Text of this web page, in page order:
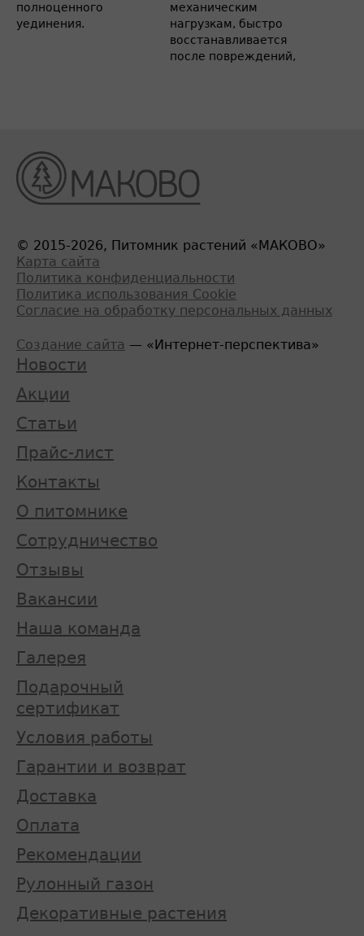
полноценного
уединения.
механическим
нагрузкам, быстро
восстанавливается
после повреждений,
© 2015-2026, Питомник растений «МАКОВО»
Карта сайта
Политика конфиденциальности
Политика использования Cookie
Согласие на обработку персональных данных
Создание сайта — «Интернет-перспектива»
Новости
Акции
Статьи
Прайс-лист
Контакты
О питомнике
Сотрудничество
Отзывы
Вакансии
Наша команда
Галерея
Подарочный
сертификат
Условия работы
Гарантии и возврат
Доставка
Оплата
Рекомендации
Рулонный газон
Декоративные растения